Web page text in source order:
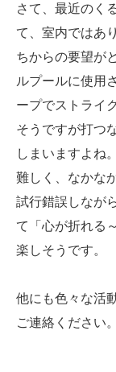
さて、最近のく
て、室内ではあ
ちからの要望が
ルプールに使用
ープでストライ
そうですが打つ
しまいますよね
難しく、なかな
試行錯誤しなが
て「心が折れる
楽しそうです。
他にも色々な活
ご連絡ください。